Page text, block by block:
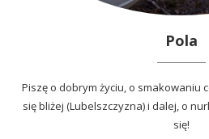
Pola
Piszę o dobrym życiu, o smakowaniu
się bliżej (Lubelszczyzna) i dalej, o
się!